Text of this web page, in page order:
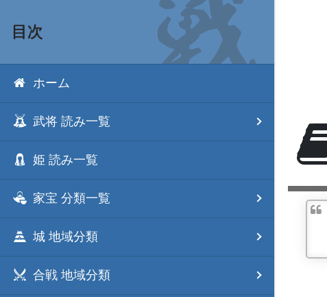
目次
ホーム
武将 読み一覧
姫 読み一覧
家宝 分類一覧
城 地域分類
合戦 地域分類